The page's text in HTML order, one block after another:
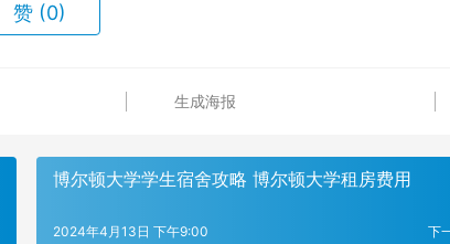
赞 (0)
生成海报
博尔顿大学学生宿舍攻略 博尔顿大学租房费用
下
2024年4月13日 下午9:00